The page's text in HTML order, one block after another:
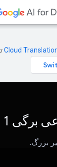
برگی 1
بزرگ.